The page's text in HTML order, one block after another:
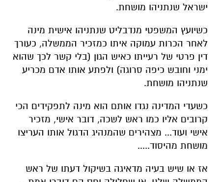
ישראל שנתניהו מושחת.
כשיועץ המשפטי מנדבליט שנתניהו אישית מינה
לאחר הכרות עמוקה איתו כמזכיר הממשלה, כעורך
דין פרטי של רעייתו כאיש הגון (בלי קשר לכך שהוא
ימני וחובש כיפה סרוגה) ולפתע אותו אדם מכריע
שנתניהו מושחת.
כשעדי המדינה נגדו אותם הוא מינה לתפקידים הכי
קרובים אליו כמו ראש לשכה, דובר אישי, מזכיר
אישי ועוד... מצהירים שהמנהיג הדגול אותו העריצו
מושחת מהיסוד.....
אז או שיש בעיה מדאיגה בשיקול דעתו של ראש